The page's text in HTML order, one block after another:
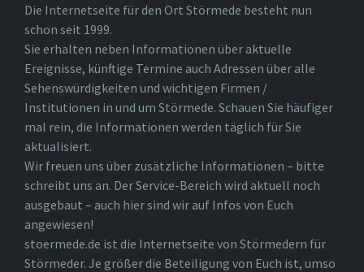
Die Internetseite für den Ort Störmede besteht nun
schon seit 1999.
Sie erhalten neben Informationen über aktuelle
Ereignisse, künftige Termine auch Adressen über alle
Sehenswürdigkeiten und wichtigen Firmen /
Institutionen in und um Störmede. Schauen Sie häufiger
mal rein, die Informationen werden täglich für Sie
aktualisiert.
Wir freuen uns über zusätzliche Informationen – bitte
schreibt uns an. Der Service-Bereich wird aktuell noch
ausgebaut – auch hier sind wir auf Infos von Euch
angewiesen!
stoermede.de ist die Internetseite von Störmedern für
Störmeder. Je größer die Beteiligung von Euch ist, umso